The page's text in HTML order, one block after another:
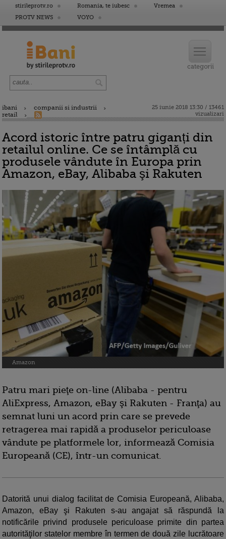
stirileprotv.ro Romania, te iubesc
Vremea
PROTV NEWS
VOYO
ibani
companii si industrii
retail
25 iunie 2018 13:30 / 13461
vizualizari
Acord istoric între patru giganți din
retailul online. Ce se întâmplă cu
produsele vândute în Europa prin
Amazon, eBay, Alibaba şi Rakuten
Amazon
Patru mari pieţe on-line (Alibaba - pentru
AliExpress, Amazon, eBay şi Rakuten - Franţa) au
semnat luni un acord prin care se prevede
retragerea mai rapidă a produselor periculoase
vândute pe platformele lor, informează Comisia
Europeană (CE), într-un comunicat.
Datorită unui dialog facilitat de Comisia Europeană, Alibaba,
Amazon, eBay şi Rakuten s-au angajat să răspundă la
notificările privind produsele periculoase primite din partea
autorităţilor statelor membre în termen de două zile lucrătoare